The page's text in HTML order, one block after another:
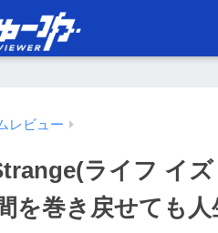
レビュー
ライフ イ
を巻き戻せても